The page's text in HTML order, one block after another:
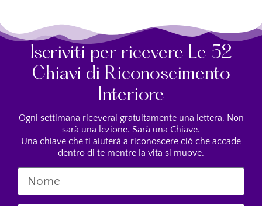
Iscriviti per ricevere Le 52
Chiavi di Riconoscimento
Interiore
Ogni settimana riceverai gratuitamente una lettera. Non
sarà una lezione. Sarà una Chiave.
Una chiave che ti aiuterà a riconoscere ciò che accade
dentro di te mentre la vita si muove.